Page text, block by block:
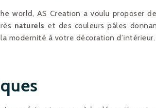
world, AS Creation a voulu proposer
naturels et des couleurs pâles
modernité à votre décoration d’intérieur.